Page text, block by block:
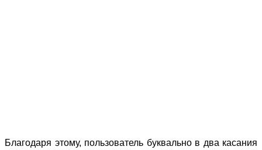
Благодаря этому, пользователь буквально в два касания